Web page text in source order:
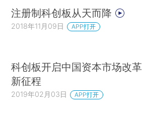
注册制科创板从天而降
2018年11月09日 APP打开
科创板开启中国资本市场改革
新征程
2019年02月03日 APP打开